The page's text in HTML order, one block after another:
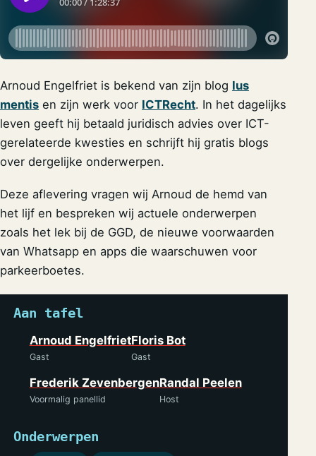
Arnoud Engelfriet is bekend van zijn blog Ius
mentis en zijn werk voor ICTRecht. In het dagelijks
leven geeft hij betaald juridisch advies over ICT-
gerelateerde kwesties en schrijft hij gratis blogs
over dergelijke onderwerpen.
Deze aflevering vragen wij Arnoud de hemd van
het lijf en bespreken wij actuele onderwerpen
zoals het lek bij de GGD, de nieuwe voorwaarden
van Whatsapp en apps die waarschuwen voor
parkeerboetes.
Aan tafel
Arnoud Engelfriet
Gast
Floris Bot
Gast
Frederik Zevenbergen
Voormalig panellid
Randal Peelen
Host
Onderwerpen